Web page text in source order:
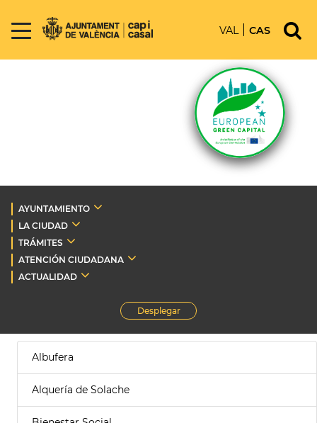
VAL CAS
AYUNTAMIENTO
LA CIUDAD
TRÁMITES
ATENCIÓN CIUDADANA
ACTUALIDAD
Desplegar
Albufera
Alquería de Solache